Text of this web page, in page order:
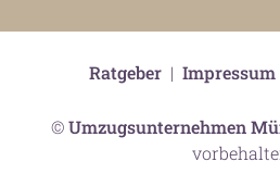
©Umzugsunternehmen
Ratgeber| Impressum